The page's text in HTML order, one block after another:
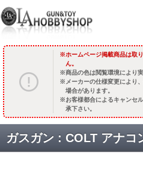
ホームページ掲載商品は取
ん。
商品の色は閲覧環境により
メーカーの仕様変更により
場合があります。
お客様都合によるキャンセ
承下さい。